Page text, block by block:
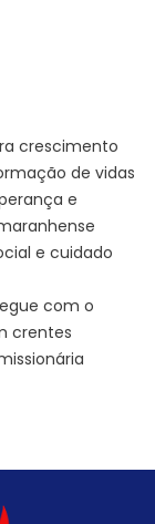
crescimento
de vidas
e
e cuidado
com o
crentes